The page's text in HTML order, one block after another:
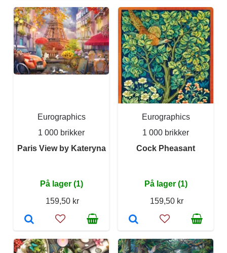
Eurographics
1 000 brikker
Paris View by Kateryna
På lager (1)
159,50 kr
Eurographics
1 000 brikker
Cock Pheasant
På lager (1)
159,50 kr